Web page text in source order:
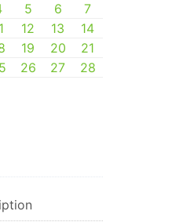
5 6
7
12 13
14
19 20
21
26 27
28